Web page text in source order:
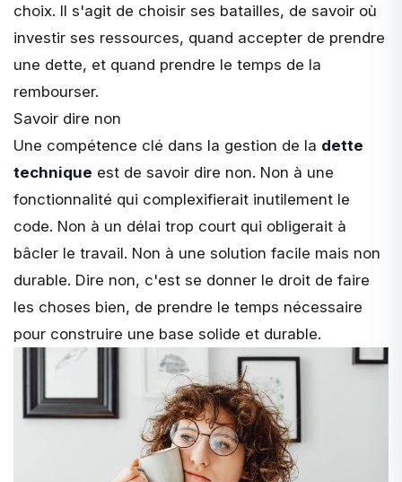
choix. Il s'agit de choisir ses batailles, de savoir où
investir ses ressources, quand accepter de prendre
une dette, et quand prendre le temps de la
rembourser.
Savoir dire non
Une compétence clé dans la gestion de la dette
technique est de savoir dire non. Non à une
fonctionnalité qui complexifierait inutilement le
code. Non à un délai trop court qui obligerait à
bâcler le travail. Non à une solution facile mais non
durable. Dire non, c'est se donner le droit de faire
les choses bien, de prendre le temps nécessaire
pour construire une base solide et durable.